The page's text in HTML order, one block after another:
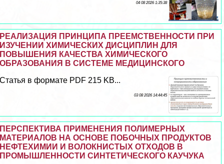
04 08 2026 1:35:38
РЕАЛИЗАЦИЯ ПРИНЦИПА ПРЕЕМСТВЕННОСТИ ПРИ
ИЗУЧЕНИИ ХИМИЧЕСКИХ ДИСЦИПЛИН ДЛЯ
ПОВЫШЕНИЯ КАЧЕСТВА ХИМИЧЕСКОГО
ОБРАЗОВАНИЯ В СИСТЕМЕ МЕДИЦИНСКОГО
Статья в формате PDF 215 KB...
03 08 2026 14:44:45
ПЕРСПЕКТИВА ПРИМЕНЕНИЯ ПОЛИМЕРНЫХ
МАТЕРИАЛОВ НА ОСНОВЕ ПОБОЧНЫХ ПРОДУКТОВ
НЕФТЕХИМИИ И ВОЛОКНИСТЫХ ОТХОДОВ В
ПРОМЫШЛЕННОСТИ СИНТЕТИЧЕСКОГО КАУЧУКА